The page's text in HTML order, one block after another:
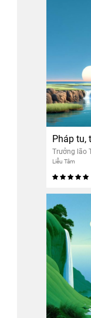
Pháp tu,
Trưởng lão
Liễu Tâm